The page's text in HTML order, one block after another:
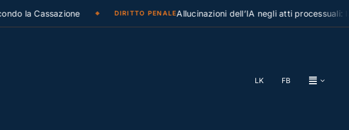
Cassazione DIRITTO PENALEAllucinazioni dell’IA negli atti processuali: la
LK FB